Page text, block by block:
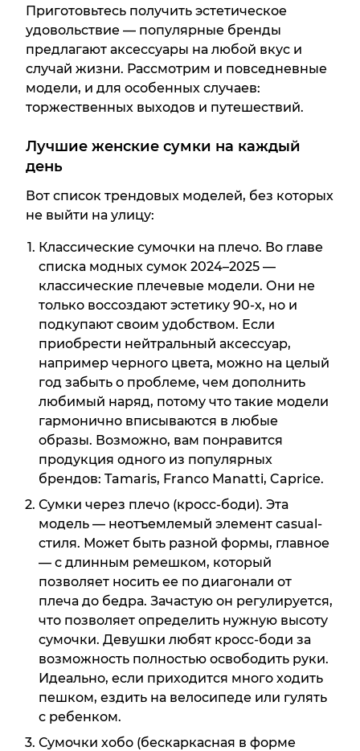
Приготовьтесь получить эстетическое
удовольствие — популярные бренды
предлагают аксессуары на любой вкус и
случай жизни. Рассмотрим и повседневные
модели, и для особенных случаев:
торжественных выходов и путешествий.
Лучшие женские сумки на каждый
день
Вот список трендовых моделей, без которых
не выйти на улицу:
Классические сумочки на плечо. Во главе
списка модных сумок 2024–2025 —
классические плечевые модели. Они не
только воссоздают эстетику 90-х, но и
подкупают своим удобством. Если
приобрести нейтральный аксессуар,
например черного цвета, можно на целый
год забыть о проблеме, чем дополнить
любимый наряд, потому что такие модели
гармонично вписываются в любые
образы. Возможно, вам понравится
продукция одного из популярных
брендов: Tamaris, Franco Manatti, Caprice.
Сумки через плечо (кросс-боди). Эта
модель — неотъемлемый элемент casual-
стиля. Может быть разной формы, главное
— с длинным ремешком, который
позволяет носить ее по диагонали от
плеча до бедра. Зачастую он регулируется,
что позволяет определить нужную высоту
сумочки. Девушки любят кросс-боди за
возможность полностью освободить руки.
Идеально, если приходится много ходить
пешком, ездить на велосипеде или гулять
с ребенком.
Сумочки хобо (бескаркасная в форме